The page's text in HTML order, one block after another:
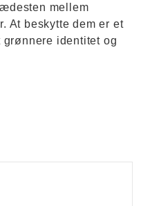
mellem
At beskytte dem er et
identitet og